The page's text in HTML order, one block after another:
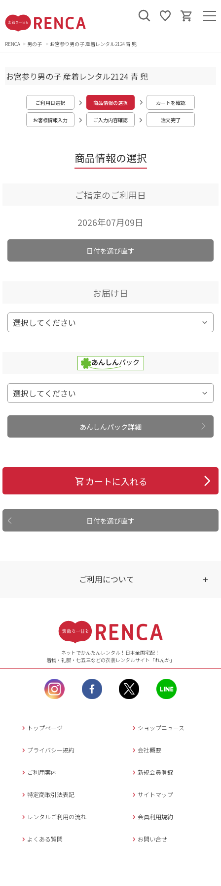
RENCA 男の子 お宮参り男の子 産着レンタル2124 青 兜
商品情報の選択
お宮参り男の子 産着レンタル2124 青 兜
ご利用日選択 商品情報の選択 カートを確認
お客様情報入力 ご入力内容確認 注文完了
ご指定のご利用日
2026年07月09日
日付を選び直す
お届け日
あんしんパック詳細
日付を選び直す
カートに入れる
ご利用について
【ご注文（インターネット）】
24時間年中無休
【お問い合わせ窓口（メー
ル）】10:00~17:00
土曜日、日曜日、臨
時休業日を除く。
営業時間外にいただ
返信させていただきま
年末年始、大型連休
メールでのお問い合わせ
ネットでかんたんレンタル！日本全国宅配！
着物・礼服・七五三などの衣装レンタルサイト「れんか」
トップページ ショップニュース
プライバシー規約 会社概要
ご利用案内 新規会員登録
特定商取引法表記 サイトマップ
レンタルご利用の流れ 会員利用規約
よくある質問 お問い合せ